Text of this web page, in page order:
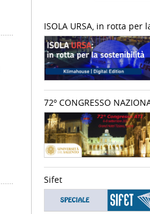
ISOLA URSA, in rotta per
72º CONGRESSO
Sifet